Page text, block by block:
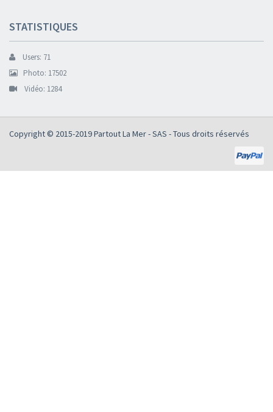
STATISTIQUES
Users: 71
Photo: 17502
Vidéo: 1284
Copyright © 2015-2019Partout La Mer - SAS - Tous droits réservés